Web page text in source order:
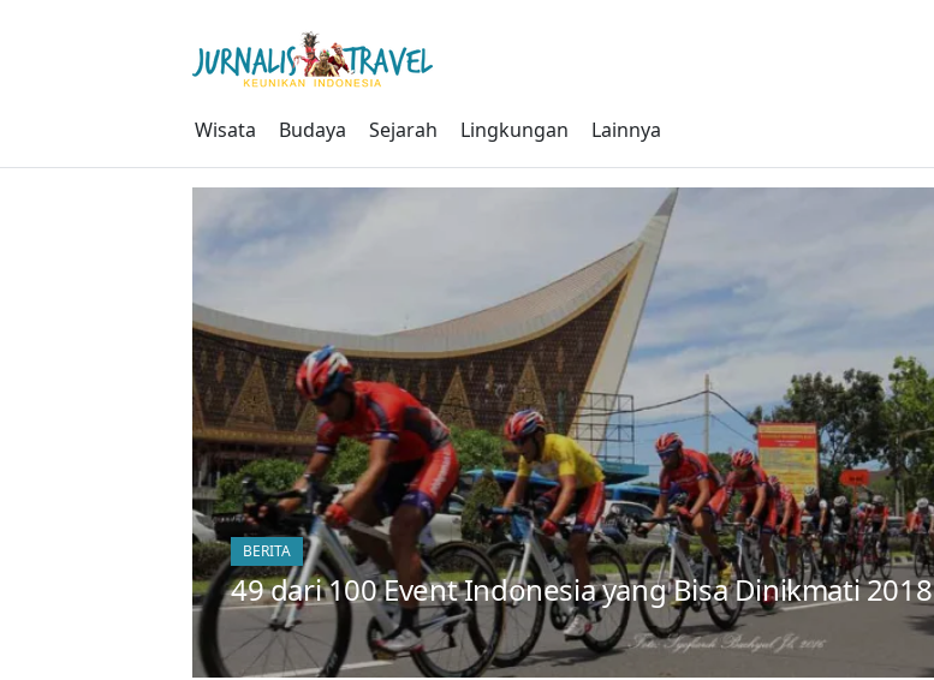
Wisata Budaya Sejarah Lingkungan Lainnya
BERITA
49 dari 100 Event Indonesia yang Bisa Dinikmati 2018